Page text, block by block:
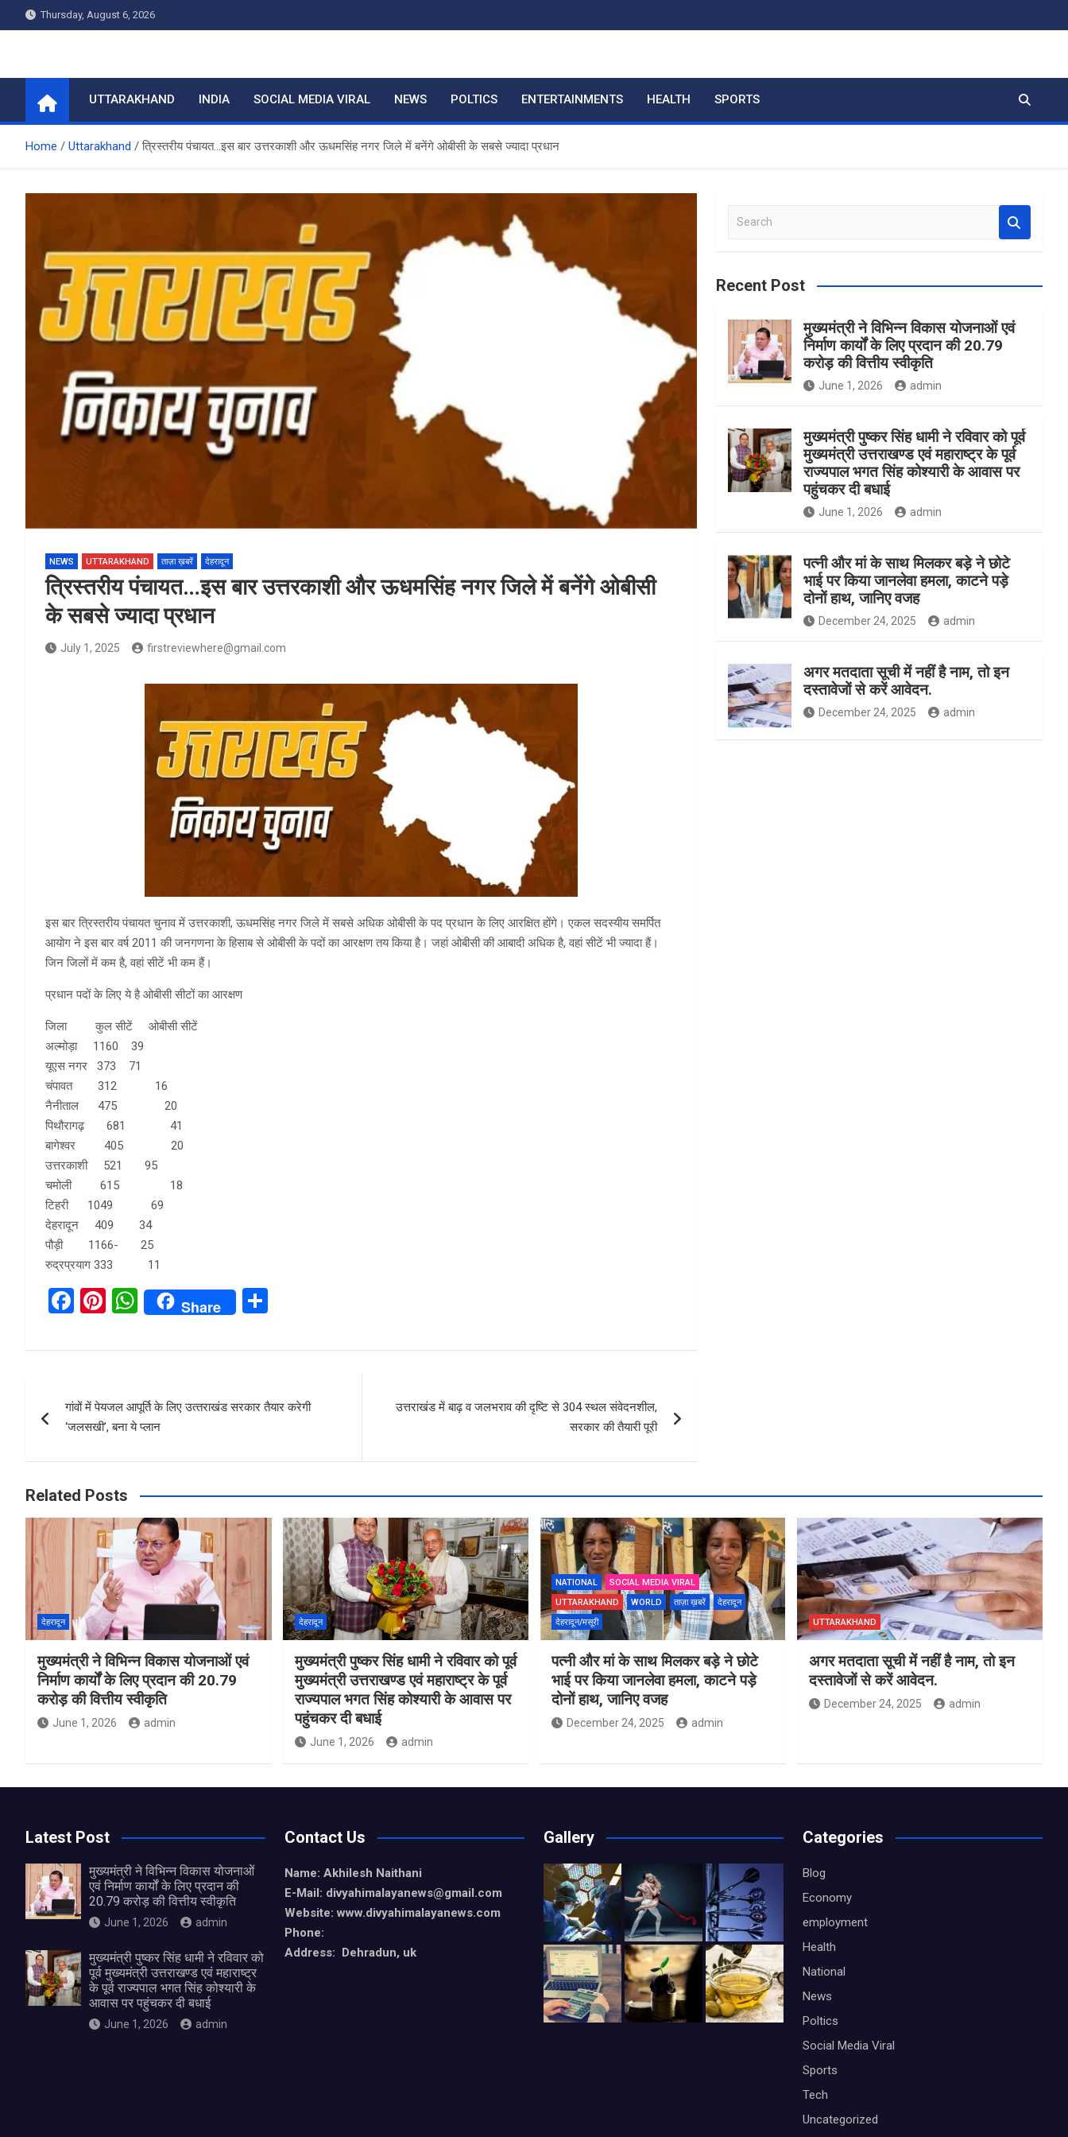
to
Thursday, August 6, 2026
Home
UTTARAKHAND INDIA SOCIAL MEDIA VIRAL NEWS POLTICS ENTERTAINMENTS HEALTH SPORTS
Home Uttarakhand त्रिस्तरीय पंचायत…इस बार उत्तरकाशी और ऊधमसिंह नगर जिले में बनेंगे ओबीसी के सबसे ज्यादा प्रधान
NEWS UTTARAKHAND ताज़ा ख़बरें देहरादून
त्रिस्तरीय पंचायत…इस बार उत्तरकाशी और ऊधमसिंह नगर जिले में बनेंगे ओबीसी
के सबसे ज्यादा प्रधान
July 1, 2025 firstreviewhere@gmail.com
इस बार त्रिस्तरीय पंचायत चुनाव में उत्तरकाशी, ऊधमसिंह नगर जिले में सबसे अधिक ओबीसी के पद प्रधान के लिए आरक्षित होंगे। एकल सदस्यीय समर्पित
आयोग ने इस बार वर्ष 2011 की जनगणना के हिसाब से ओबीसी के पदों का आरक्षण तय किया है। जहां ओबीसी की आबादी अधिक है, वहां सीटें भी ज्यादा हैं।
जिन जिलों में कम है, वहां सीटें भी कम हैं।
प्रधान पदों के लिए ये है ओबीसी सीटों का आरक्षण
जिला कुल सीटें ओबीसी सीटें
अल्मोड़ा 1160 39
यूएस नगर 373 71
चंपावत 312 16
नैनीताल 475 20
पिथौरागढ़ 681 41
बागेश्वर 405 20
उत्तरकाशी 521 95
चमोली 615 18
टिहरी 1049 69
देहरादून 409 34
पौड़ी 1166- 25
रुद्रप्रयाग 333 11
F
ce
o
o
k
Pi
er
t
W
at
A
p
p
Share
ar
navigation
गांवों में पेयजल आपूर्ति के लिए उत्‍तराखंड सरकार तैयार करेगी
‘जलसखी’, बना ये प्‍लान
उत्तराखंड में बाढ़ व जलभराव की दृष्टि से 304 स्थल संवेदनशील,
सरकार की तैयारी पूरी
a
c
Recent Post
मुख्यमंत्री ने विभिन्न विकास योजनाओं एवं
निर्माण कार्यों के लिए प्रदान की 20.79
करोड़ की वित्तीय स्वीकृति
June 1, 2026 admin
मुख्यमंत्री पुष्कर सिंह धामी ने रविवार को पूर्व
मुख्यमंत्री उत्तराखण्ड एवं महाराष्ट्र के पूर्व
राज्यपाल भगत सिंह कोश्यारी के आवास पर
पहुंचकर दी बधाई
June 1, 2026 admin
पत्नी और मां के साथ मिलकर बड़े ने छोटे
भाई पर किया जानलेवा हमला, काटने पड़े
दोनों हाथ, जानिए वजह
December 24, 2025 admin
अगर मतदाता सूची में नहीं है नाम, तो इन
दस्तावेजों से करें आवेदन.
December 24, 2025 admin
Related Posts
देहरादून
मुख्यमंत्री ने विभिन्न विकास योजनाओं एवं
निर्माण कार्यों के लिए प्रदान की 20.79
करोड़ की वित्तीय स्वीकृति
June 1, 2026 admin
देहरादून
मुख्यमंत्री पुष्कर सिंह धामी ने रविवार को पूर्व
मुख्यमंत्री उत्तराखण्ड एवं महाराष्ट्र के पूर्व
राज्यपाल भगत सिंह कोश्यारी के आवास पर
पहुंचकर दी बधाई
June 1, 2026 admin
NATIONAL
SOCIAL MEDIA VIRAL
UTTARAKHAND
WORLD ताज़ा ख़बरें
देहरादून
देहरादून/मसूरी
पत्नी और मां के साथ मिलकर बड़े ने छोटे
भाई पर किया जानलेवा हमला, काटने पड़े
दोनों हाथ, जानिए वजह
December 24, 2025 admin
UTTARAKHAND
अगर मतदाता सूची में नहीं है नाम, तो इन
दस्तावेजों से करें आवेदन.
December 24, 2025 admin
Latest Post
मुख्यमंत्री ने विभिन्न विकास योजनाओं
एवं निर्माण कार्यों के लिए प्रदान की
20.79 करोड़ की वित्तीय स्वीकृति
June 1, 2026 admin
मुख्यमंत्री पुष्कर सिंह धामी ने रविवार को
पूर्व मुख्यमंत्री उत्तराखण्ड एवं महाराष्ट्र
के पूर्व राज्यपाल भगत सिंह कोश्यारी के
आवास पर पहुंचकर दी बधाई
June 1, 2026 admin
Contact Us
Name: Akhilesh Naithani
E-Mail: divyahimalayanews@gmail.com
Website: www.divyahimalayanews.com
Phone:
Address: Dehradun, uk
Gallery Categories
Blog
Economy
employment
Health
National
News
Poltics
Social Media Viral
Sports
Tech
Uncategorized